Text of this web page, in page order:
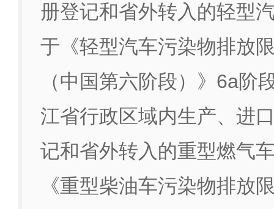
册登记和省外转入的轻型
于《轻型汽车污染物排放
（中国第六阶段）》6a阶
江省行政区域内生产、进
记和省外转入的重型燃气
《重型柴油车污染物排放